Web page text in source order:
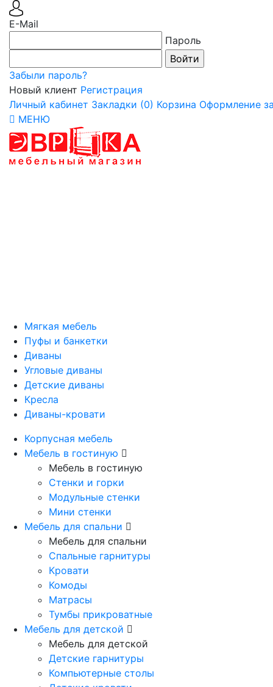
E-Mail
Пароль
Забыли пароль?
Новый клиент Регистрация
Личный кабинет Закладки (0) Корзина Оформление
МЕНЮ
Мягкая мебель
Пуфы и банкетки
Диваны
Угловые диваны
Детские диваны
Кресла
Диваны-кровати
Корпусная мебель
Мебель в гостиную
Мебель в гостиную
Стенки и горки
Модульные стенки
Мини стенки
Мебель для спальни
Мебель для спальни
Спальные гарнитуры
Кровати
Комоды
Матрасы
Тумбы прикроватные
Мебель для детской
Мебель для детской
Детские гарнитуры
Компьютерные столы